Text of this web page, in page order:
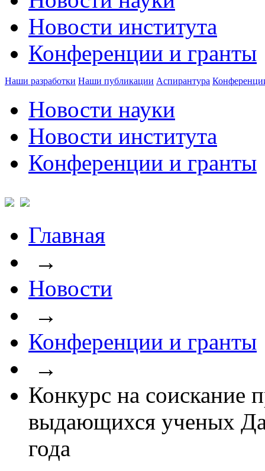
Новости института
Конференции и гранты
Наши разработки Наши публикации Аспирантура
Новости науки
Новости института
Конференции и гранты
Главная
→
Новости
→
Конференции и гранты
→
Конкурс на
выдающихся ученых
года